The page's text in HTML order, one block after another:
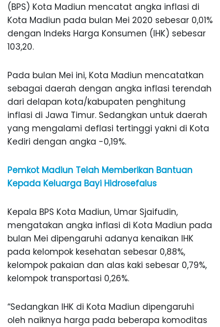
(BPS) Kota Madiun mencatat angka inflasi di
Kota Madiun pada bulan Mei 2020 sebesar 0,01%
dengan Indeks Harga Konsumen (IHK) sebesar
103,20.
Pada bulan Mei ini, Kota Madiun mencatatkan
sebagai daerah dengan angka inflasi terendah
dari delapan kota/kabupaten penghitung
inflasi di Jawa Timur. Sedangkan untuk daerah
yang mengalami deflasi tertinggi yakni di Kota
Kediri dengan angka -0,19%.
Pemkot Madiun Telah Memberikan Bantuan
Kepada Keluarga Bayi Hidrosefalus
Kepala BPS Kota Madiun, Umar Sjaifudin,
mengatakan angka inflasi di Kota Madiun pada
bulan Mei dipengaruhi adanya kenaikan IHK
pada kelompok kesehatan sebesar 0,88%,
kelompok pakaian dan alas kaki sebesar 0,79%,
kelompok transportasi 0,26%.
“Sedangkan IHK di Kota Madiun dipengaruhi
oleh naiknya harga pada beberapa komoditas